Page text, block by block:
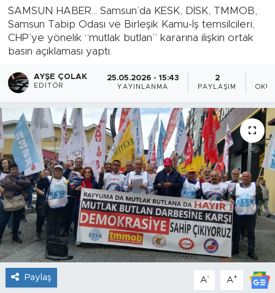
SAMSUN HABER... Samsun’da KESK, DİSK, TMMOB,
Samsun Tabip Odası ve Birleşik Kamu-İş temsilcileri,
CHP’ye yönelik “mutlak butlan” kararına ilişkin ortak
basın açıklaması yaptı.
AYŞE ÇOLAK
EDITÖR
25.05.2026 - 15:43
YAYINLANMA
2
PAYLAŞIM
Paylaş A- A+
Tüm Manşetler
Son Dakika Haberleri
Haber Arşivi